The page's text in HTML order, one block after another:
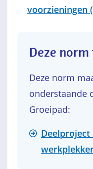
voorzieningen
Deze
Deze norm
onderstaande
Groeipad:
Deelproject